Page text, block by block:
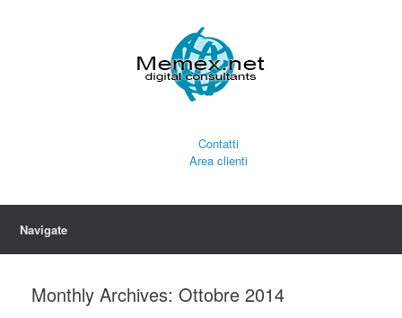
Contatti
Area clienti
Navigate
Monthly Archives: Ottobre 2014